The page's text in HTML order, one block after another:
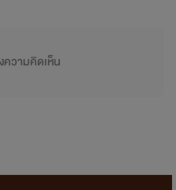
ความคิดเห็น